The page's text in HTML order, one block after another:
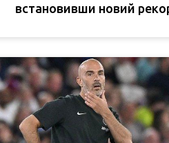
встановивши новий